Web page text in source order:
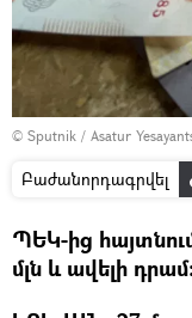
© Sputnik / Asatur
Բաժանորդագրվել
ՊԵԿ-ից
մլն և ավելի դրամ։